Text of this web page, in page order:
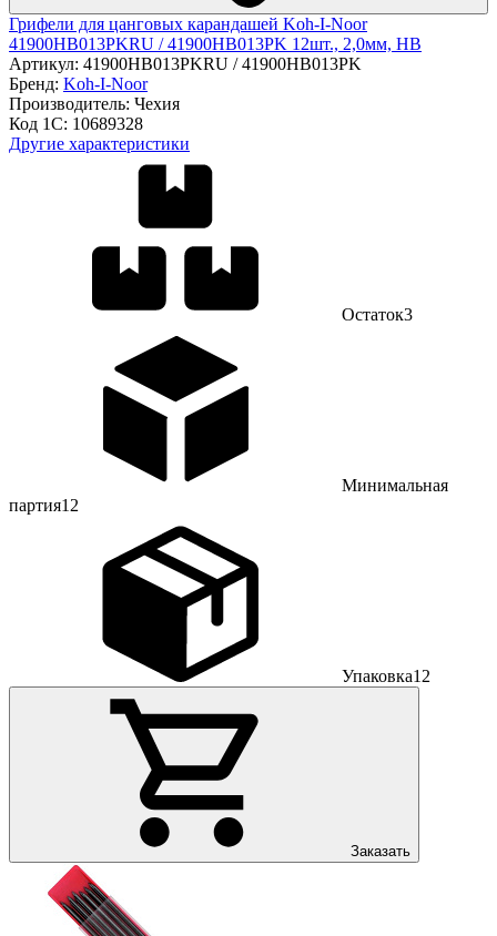
Грифели для цанговых карандашей Koh-I-Noor
41900HB013PKRU / 41900HB013PK 12шт., 2,0мм, HB
Артикул: 41900HB013PKRU / 41900HB013PK
Бренд: Koh-I-Noor
Производитель: Чехия
Код 1С: 10689328
Другие характеристики
Остаток3
Минимальная
партия12
Упаковка12
Заказать